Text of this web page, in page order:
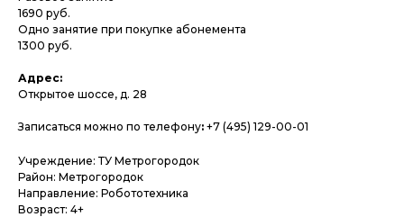
1690 руб.
Одно занятие при покупке абонемента
1300 руб.
Адрес:
Открытое шоссе, д. 28
Записаться можно по телефону: +7 (495) 129-00-01
Учреждение: ТУ Метрогородок
Район: Метрогородок
Направление: Робототехника
Возраст: 4+